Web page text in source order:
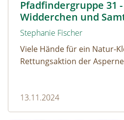
Pfadfindergruppe 31
Widderchen und
Stephanie Fischer
Viele Hände für ein Natur-
Rettungsaktion der
13.11.2024